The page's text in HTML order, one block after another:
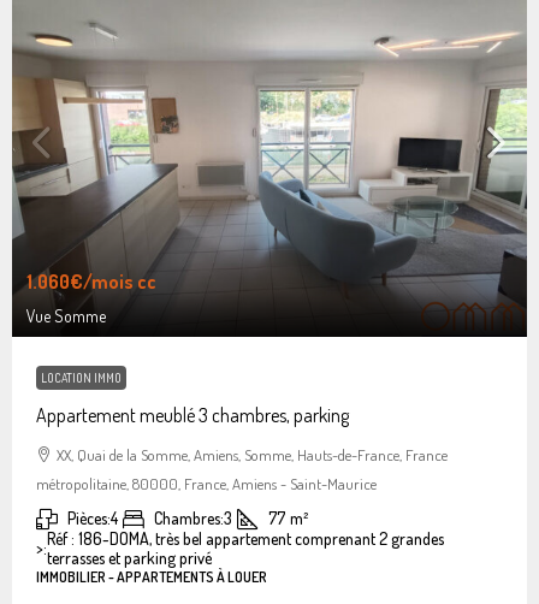
1.060€/mois cc
Vue Somme
LOCATION IMMO
Appartement meublé 3 chambres, parking
XX, Quai de la Somme, Amiens, Somme, Hauts-de-France, France
métropolitaine, 80000, France, Amiens - Saint-Maurice
Pièces:4 Chambres:3 77 m²
>:Réf : 186-DOMA, très bel appartement comprenant 2 grandes
terrasses et parking privé
IMMOBILIER - APPARTEMENTS À LOUER